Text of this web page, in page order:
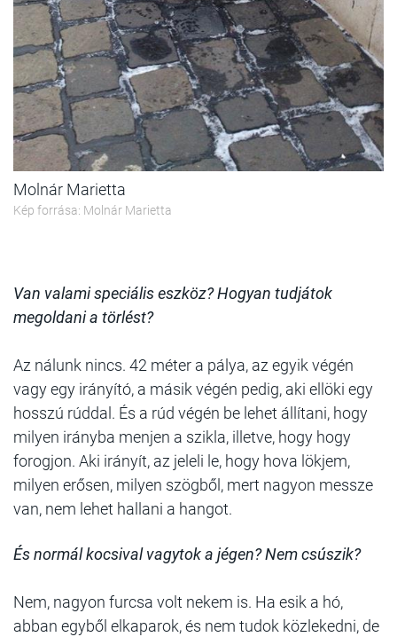
Molnár Marietta
Kép forrása: Molnár Marietta
Van valami speciális eszköz? Hogyan tudjátok
megoldani a törlést?
Az nálunk nincs. 42 méter a pálya, az egyik végén
vagy egy irányító, a másik végén pedig, aki ellöki egy
hosszú rúddal. És a rúd végén be lehet állítani, hogy
milyen irányba menjen a szikla, illetve, hogy hogy
forogjon. Aki irányít, az jeleli le, hogy hova lökjem,
milyen erősen, milyen szögből, mert nagyon messze
van, nem lehet hallani a hangot.
És normál kocsival vagytok a jégen? Nem csúszik?
Nem, nagyon furcsa volt nekem is. Ha esik a hó,
abban egyből elkaparok, és nem tudok közlekedni, de